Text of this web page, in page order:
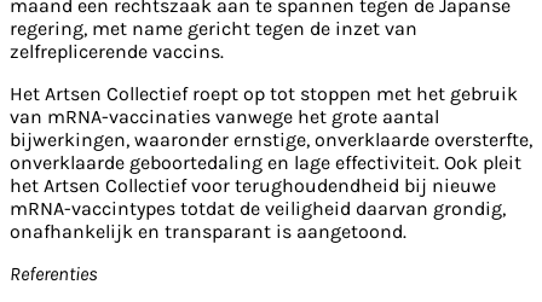
maand een rechtszaak aan te spannen tegen de Japanse
regering, met name gericht tegen de inzet van
zelfreplicerende vaccins.
Het Artsen Collectief roept op tot stoppen met het gebruik
van mRNA-vaccinaties vanwege het grote aantal
bijwerkingen, waaronder ernstige, onverklaarde oversterfte,
onverklaarde geboortedaling en lage effectiviteit. Ook pleit
het Artsen Collectief voor terughoudendheid bij nieuwe
mRNA-vaccintypes totdat de veiligheid daarvan grondig,
onafhankelijk en transparant is aangetoond.
Referenties